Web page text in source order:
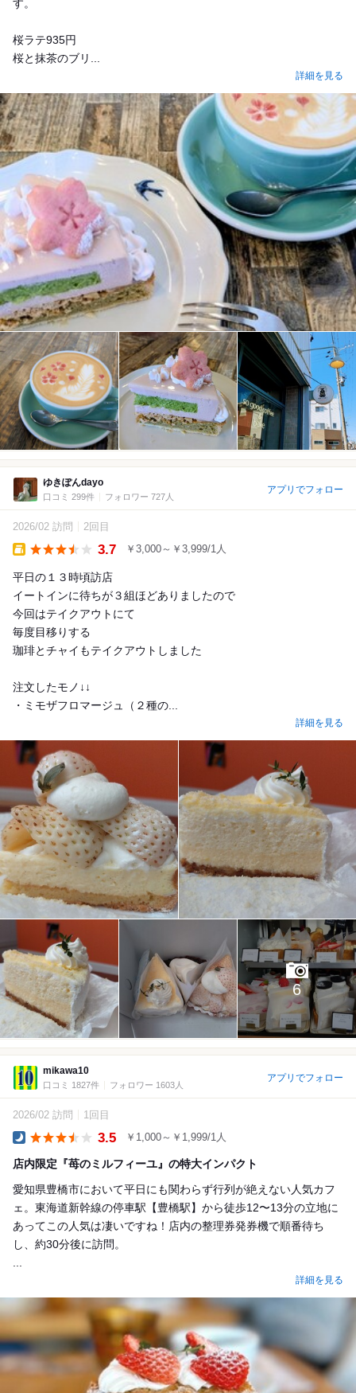
す。
桜ラテ935円
桜と抹茶のブリ...
詳細を見る
ゆきぽんdayo
口コミ 299件 フォロワー 727人
アプリでフォロー
2026/02 訪問 2回目
3.7 ￥3,000～￥3,999/1人
平日の１３時頃訪店
イートインに待ちが３組ほどありましたので
今回はテイクアウトにて
毎度目移りする
珈琲とチャイもテイクアウトしました
注文したモノ↓↓
・ミモザフロマージュ（２種の...
詳細を見る
6
mikawa10
口コミ 1827件 フォロワー 1603人
アプリでフォロー
2026/02 訪問 1回目
3.5 ￥1,000～￥1,999/1人
店内限定『苺のミルフィーユ』の特大インパクト
愛知県豊橋市において平日にも関わらず行列が絶えない人気カフ
ェ。東海道新幹線の停車駅【豊橋駅】から徒歩12〜13分の立地に
あってこの人気は凄いですね！店内の整理券発券機で順番待ち
し、約30分後に訪問。
詳細を見る